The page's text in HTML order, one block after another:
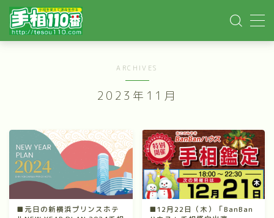
MENU
手相鑑定
手相講座
ARCHIVES
2023年11月
■元日の新横浜プリンスホテ
■12月22日（木）「BanBan